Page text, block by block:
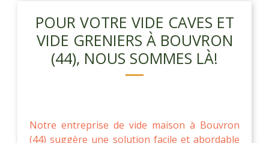
POUR VOTRE VIDE CAVES ET
VIDE GRENIERS À BOUVRON
(44), NOUS SOMMES LÀ!
Notre entreprise de vide maison à Bouvron
(44) suggère une solution facile et abordable